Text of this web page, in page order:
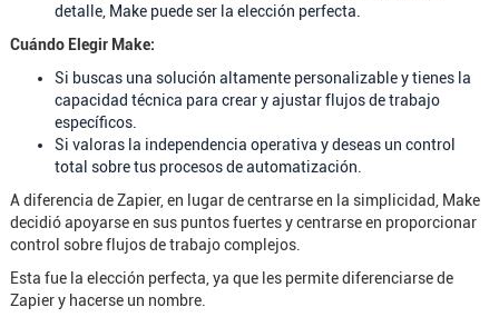
detalle, Make puede ser la elección perfecta.
Cuándo Elegir Make:
Si buscas una solución altamente personalizable y tienes la
capacidad técnica para crear y ajustar flujos de trabajo
específicos.
Si valoras la independencia operativa y deseas un control
total sobre tus procesos de automatización.
A diferencia de Zapier, en lugar de centrarse en la simplicidad, Make
decidió apoyarse en sus puntos fuertes y centrarse en proporcionar
control sobre flujos de trabajo complejos.
Esta fue la elección perfecta, ya que les permite diferenciarse de
Zapier y hacerse un nombre.